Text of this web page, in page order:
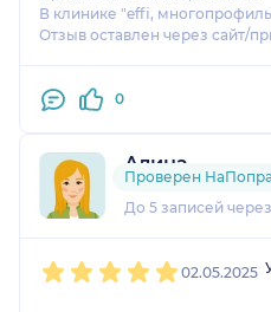
В клинике "effi,
Отзыв оставлен через сайт/
0
Алина
1 отзыв
До 5 записей
Проверен
02.05.2025